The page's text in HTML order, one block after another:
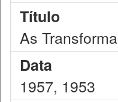
Título
As
Data
1957, 1953